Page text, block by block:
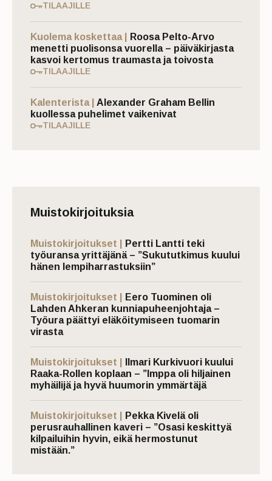
TILAAJILLE
Kuolema koskettaa |
Roosa Pelto-Arvo
menetti puolisonsa vuorella – päiväkirjasta
kasvoi kertomus traumasta ja toivosta
TILAAJILLE
Kalenterista |
Alexander Graham Bellin
kuollessa puhelimet vaikenivat
TILAAJILLE
Muistokirjoituksia
Muistokirjoitukset |
Pertti Lantti teki
työuransa yrittäjänä – ”Sukututkimus kuului
hänen lempiharrastuksiin”
Muistokirjoitukset |
Eero Tuominen oli
Lahden Ahkeran kunniapuheenjohtaja –
Työura päättyi eläköitymiseen tuomarin
virasta
Muistokirjoitukset |
Ilmari Kurkivuori kuului
Raaka-Rollen koplaan – ”Imppa oli hiljainen
myhäilijä ja hyvä huumorin ymmärtäjä
Muistokirjoitukset |
Pekka Kivelä oli
perusrauhallinen kaveri – ”Osasi keskittyä
kilpailuihin hyvin, eikä hermostunut
mistään.”